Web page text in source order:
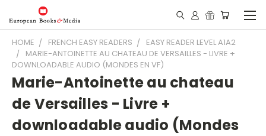
HOME FRENCH EASY READERS
EASY READER LEVEL A1A2
MARIE-ANTOINETTE AU CHATEAU DE VERSAILLES - LIVRE +
DOWNLOADABLE AUDIO (MONDES EN VF)
Marie-Antoinette au chateau
de Versailles - Livre +
downloadable audio (Mondes